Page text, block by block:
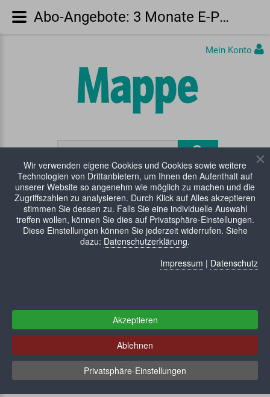
WARENKORB: 0 Artikel
Mein Konto
Abo-Angebote: 3 Monate E-Paper kostenlos Mappe
Wir verwenden eigene Cookies und Cookies sowie weitere
Technologien von Drittanbietern, um Ihnen den Aufenthalt auf
unserer Website so angenehm wie möglich zu machen und die
Zugriffszahlen zu analysieren. Durch Klick auf Alles akzeptieren
stimmen Sie dessen zu. Falls Sie eine individuelle Auswahl
treffen wollen, können Sie dies auf Privatsphäre-Einstellungen.
Diese Einstellungen können Sie jederzeit widerrufen. Siehe
dazu: Datenschutzerklärung.
Impressum | Datenschutz
Akzeptieren
Ablehnen
Privatsphäre-Einstellungen